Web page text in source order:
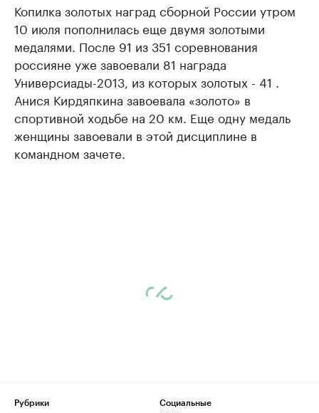
Копилка золотых наград сборной России утром
10 июля пополнилась еще двумя золотыми
медалями. После 91 из 351 соревнования
россияне уже завоевали 81 награда
Универсиады-2013, из которых золотых - 41 .
Анися Кирдяпкина завоевала «золото» в
спортивной ходьбе на 20 км. Еще одну медаль
женщины завоевали в этой дисциплине в
командном зачете.
Рубрики
Социальные